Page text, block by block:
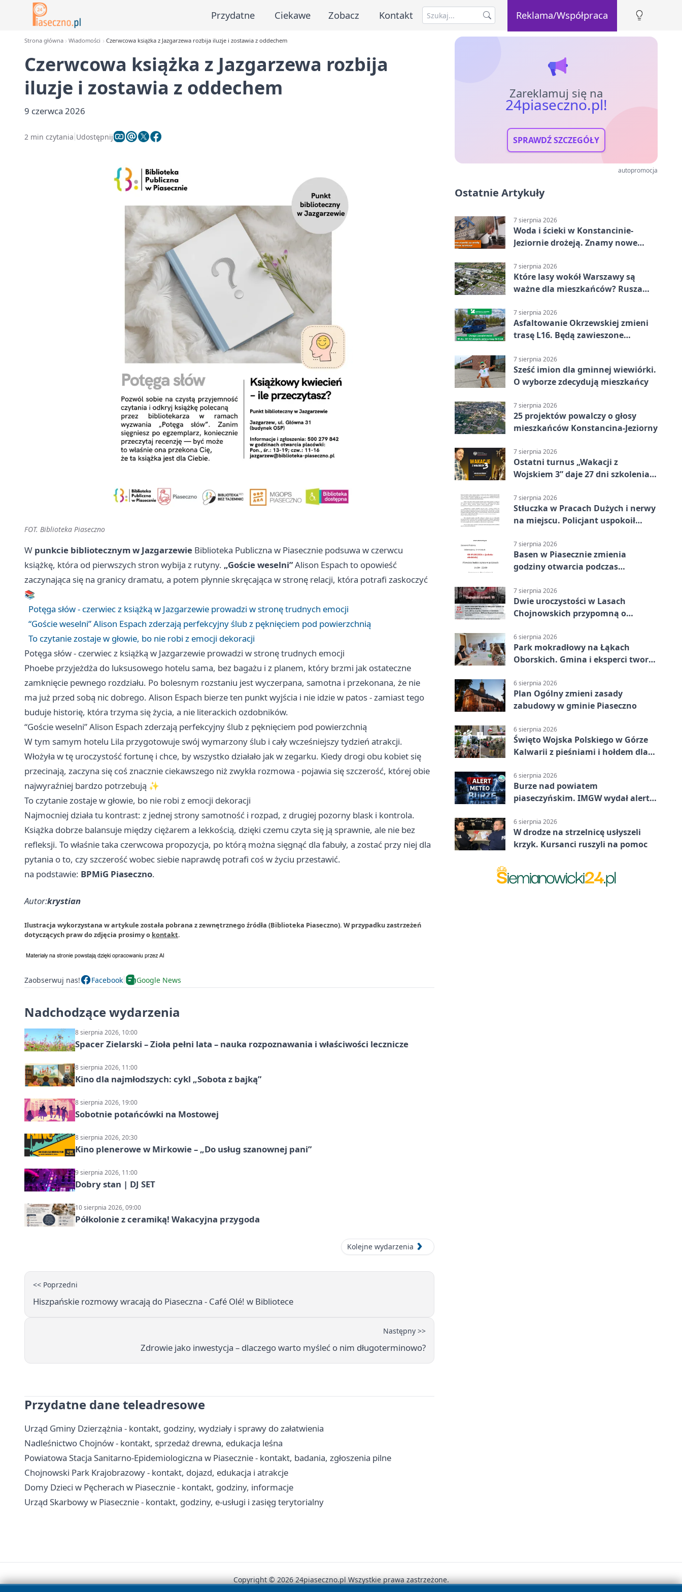
Przydatne Ciekawe Zobacz Kontakt Reklama/Współpraca
Strona główna Wiadomości Czerwcowa książka z Jazgarzewa rozbija iluzje i zostawia z oddechem
Czerwcowa książka z Jazgarzewa rozbija
iluzje i zostawia z oddechem
9 czerwca 2026
2 min czytania Udostępnij
FOT. Biblioteka Piaseczno
W punkcie bibliotecznym w Jazgarzewie Biblioteka Publiczna w Piasecznie podsuwa w czerwcu
książkę, która od pierwszych stron wybija z rutyny. „Goście weselni”Alison Espach to opowieść
zaczynająca się na granicy dramatu, a potem płynnie skręcająca w stronę relacji, która potrafi zaskoczyć
📚
Potęga słów - czerwiec z książką w Jazgarzewie prowadzi w stronę trudnych emocji
“Goście weselni” Alison Espach zderzają perfekcyjny ślub z pęknięciem pod powierzchnią
To czytanie zostaje w głowie, bo nie robi z emocji dekoracji
Potęga słów - czerwiec z książką w Jazgarzewie prowadzi w stronę trudnych emocji
Phoebe przyjeżdża do luksusowego hotelu sama, bez bagażu i z planem, który brzmi jak ostateczne
zamknięcie pewnego rozdziału. Po bolesnym rozstaniu jest wyczerpana, samotna i przekonana, że nie
ma już przed sobą nic dobrego. Alison Espach bierze ten punkt wyjścia i nie idzie w patos - zamiast tego
buduje historię, która trzyma się życia, a nie literackich ozdobników.
“Goście weselni” Alison Espach zderzają perfekcyjny ślub z pęknięciem pod powierzchnią
W tym samym hotelu Lila przygotowuje swój wymarzony ślub i cały wcześniejszy tydzień atrakcji.
Włożyła w tę uroczystość fortunę i chce, by wszystko działało jak w zegarku. Kiedy drogi obu kobiet się
przecinają, zaczyna się coś znacznie ciekawszego niż zwykła rozmowa - pojawia się szczerość, której obie
najwyraźniej bardzo potrzebują ✨
To czytanie zostaje w głowie, bo nie robi z emocji dekoracji
Najmocniej działa tu kontrast: z jednej strony samotność i rozpad, z drugiej pozorny blask i kontrola.
Książka dobrze balansuje między ciężarem a lekkością, dzięki czemu czyta się ją sprawnie, ale nie bez
refleksji. To właśnie taka czerwcowa propozycja, po którą można sięgnąć dla fabuły, a zostać przy niej dla
pytania o to, czy szczerość wobec siebie naprawdę potrafi coś w życiu przestawić.
na podstawie: BPMiG Piaseczno.
Autor:krystian
Ilustracja wykorzystana w artykule została pobrana z zewnętrznego źródła (Biblioteka Piaseczno). W przypadku zastrzeżeń
dotyczących praw do zdjęcia prosimy o kontakt.
Zaobserwuj nas! Facebook Google News
Nadchodzące wydarzenia
8 sierpnia 2026, 10:00
Spacer Zielarski – Zioła pełni lata – nauka rozpoznawania i właściwości lecznicze
8 sierpnia 2026, 11:00
Kino dla najmłodszych: cykl „Sobota z bajką”
8 sierpnia 2026, 19:00
Sobotnie potańcówki na Mostowej
8 sierpnia 2026, 20:30
Kino plenerowe w Mirkowie – „Do usług szanownej pani”
9 sierpnia 2026, 11:00
Dobry stan | DJ SET
10 sierpnia 2026, 09:00
Półkolonie z ceramiką! Wakacyjna przygoda
Kolejne wydarzenia
<< Poprzedni
Hiszpańskie rozmowy wracają do Piaseczna - Café Olé! w Bibliotece
Następny >>
Zdrowie jako inwestycja – dlaczego warto myśleć o nim długoterminowo?
Przydatne dane teleadresowe
Urząd Gminy Dzierzążnia - kontakt, godziny, wydziały i sprawy do załatwienia
Nadleśnictwo Chojnów - kontakt, sprzedaż drewna, edukacja leśna
Powiatowa Stacja Sanitarno-Epidemiologiczna w Piasecznie - kontakt, badania, zgłoszenia pilne
Chojnowski Park Krajobrazowy - kontakt, dojazd, edukacja i atrakcje
Domy Dzieci w Pęcherach w Piasecznie - kontakt, godziny, informacje
Urząd Skarbowy w Piasecznie - kontakt, godziny, e-usługi i zasięg terytorialny
Zareklamuj się na
24piaseczno.pl!
SPRAWDŹ SZCZEGÓŁY
autopromocja
Ostatnie Artykuły
7 sierpnia 2026
Woda i ścieki w Konstancinie-
Jeziornie drożeją. Znamy nowe
7 sierpnia 2026
Które lasy wokół Warszawy są
ważne dla mieszkańców? Rusza
7 sierpnia 2026
Asfaltowanie Okrzewskiej zmieni
trasę L16. Będą zawieszone
7 sierpnia 2026
Sześć imion dla gminnej wiewiórki.
O wyborze zdecydują mieszkańcy
7 sierpnia 2026
25 projektów powalczy o głosy
mieszkańców Konstancina-Jeziorny
7 sierpnia 2026
Ostatni turnus „Wakacji z
Wojskiem 3” daje 27 dni szkolenia i
7 sierpnia 2026
Stłuczka w Pracach Dużych i nerwy
na miejscu. Policjant uspokoił
7 sierpnia 2026
Basen w Piasecznie zmienia
godziny otwarcia podczas
7 sierpnia 2026
Dwie uroczystości w Lasach
Chojnowskich przypomną o
6 sierpnia 2026
Park mokradłowy na Łąkach
Oborskich. Gmina i eksperci tworzą
6 sierpnia 2026
Plan Ogólny zmieni zasady
zabudowy w gminie Piaseczno
6 sierpnia 2026
Święto Wojska Polskiego w Górze
Kalwarii z pieśniami i hołdem dla
6 sierpnia 2026
Burze nad powiatem
piaseczyńskim. IMGW wydał alert
6 sierpnia 2026
W drodze na strzelnicę usłyszeli
krzyk. Kursanci ruszyli na pomoc
Copyright © 2026 24piaseczno.pl Wszystkie prawa zastrzeżone.